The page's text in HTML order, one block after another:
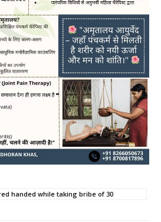
handed while taking bribe of 30